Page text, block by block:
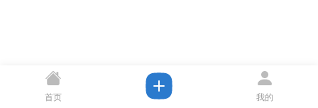
首页 我的